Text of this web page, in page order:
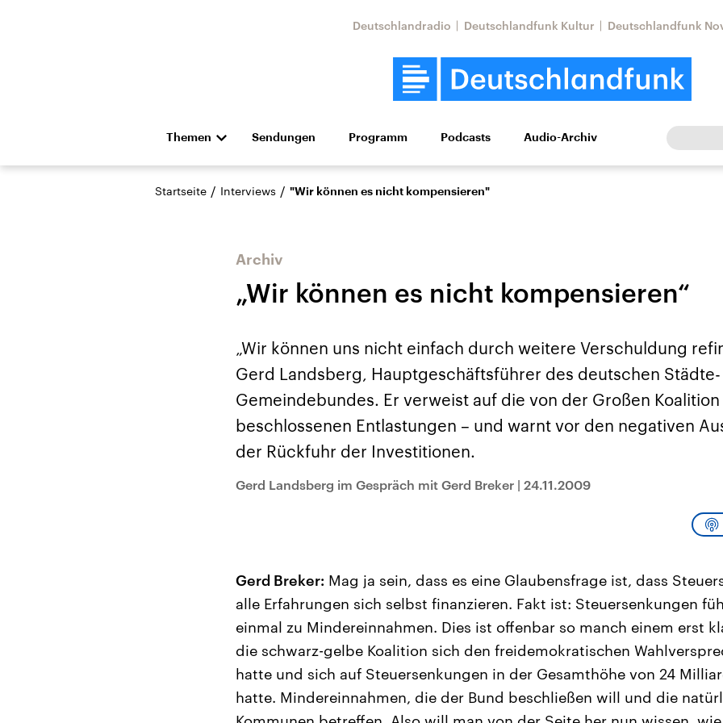
Deutschlandradio Deutschlandfunk Kultur Deutschlandfunk
Themen
Die Nachrichten Politik Wirtschaft Wissen Kultur Europa
Hörspiel und Feature Musik
Anhalt 2026
Sachsen-Anhalt wählt
einen neuen Landtag.
Bundesland von einer
und FDP regiert.-
Wahlprogramme,
aktuelle Berichte und
Aktuelle Beiträge,
Hintergründe
militärisch gehören die
den mächtigsten
großem Einfluss auf das
Aktuelle Lage und
Der Überfall der
Terrororganisation
auf Israel hat in der
Gewalt entfacht. Israel
zerstören. Diese wird wie
die Hisbollah im Libanon
Aktuelle Lage und
Der Iran – seit der
1979 auch
von einem
Sendungen Programm Podcasts Audio-Archiv
Startseite / Interviews / "Wir können es nicht kompensieren"
Archiv
„Wir können es nicht kompensieren“
„Wir können uns nicht einfach durch weitere Verschuldung
Gerd Landsberg, Hauptgeschäftsführer des deutschen Städte-
Gemeindebundes. Er verweist auf die von der Großen
beschlossenen Entlastungen – und warnt vor den negativen
der Rückfuhr der Investitionen.
Gerd Landsberg im Gespräch mit Gerd Breker | 24.11.2009
Gerd Breker: Mag ja sein, dass es eine Glaubensfrage ist, dass
alle Erfahrungen sich selbst finanzieren. Fakt ist: Steuersenkungen
einmal zu Mindereinnahmen. Dies ist offenbar so manch einem erst
die schwarz-gelbe Koalition sich den freidemokratischen
hatte und sich auf Steuersenkungen in der Gesamthöhe von 24
hatte. Mindereinnahmen, die der Bund beschließen will und die